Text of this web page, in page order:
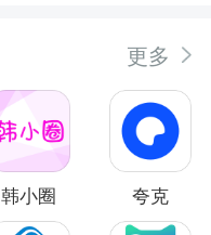
更多
韩小圈 夸克